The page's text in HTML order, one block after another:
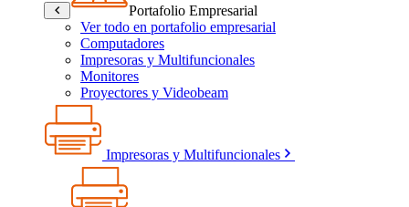
Portafolio Empresarial
Ver todo en portafolio empresarial
Computadores
Impresoras y Multifuncionales
Monitores
Proyectores y Videobeam
Impresoras y Multifuncionales